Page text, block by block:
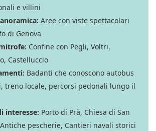
e villini
Aree con viste spettacolari
di Genova
Confine con Pegli, Voltri,
Castelluccio
Badanti che conoscono autobus
treno locale, percorsi pedonali lungo il
interesse: Porto di Prà, Chiesa di San
pescherie, Cantieri navali storici